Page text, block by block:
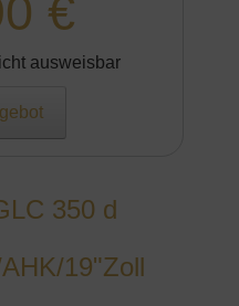
€
ausweisbar
350 d
19"Zoll